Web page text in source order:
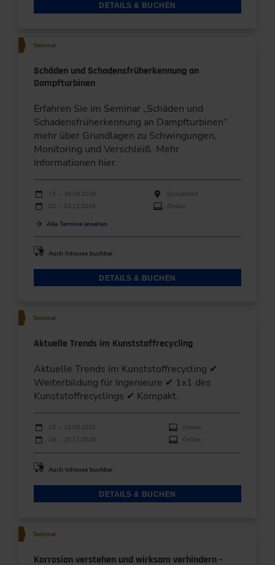
DETAILS & BUCHEN
Seminar
Schäden und Schadensfrüherkennung an
Dampfturbinen
Erfahren Sie im Seminar „Schäden und
Schadensfrüherkennung an Dampfturbinen“
mehr über Grundlagen zu Schwingungen,
Monitoring und Verschleiß. Mehr
Informationen hier.
Durchführungen
Veranstaltungsdatum
15. – 16.09.2026
Düsseldorf
02. – 03.12.2026
Online
Alle Termine ansehen
Auch Inhouse buchbar
DETAILS & BUCHEN
Seminar
Aktuelle Trends im Kunststoffrecycling
Aktuelle Trends im Kunststoffrecycling ✔
Weiterbildung für Ingenieure ✔ 1x1 des
Kunststoffrecyclings ✔ Kompakt.
Durchführungen
Veranstaltungsdatum
15. – 16.09.2026
Online
24. – 25.11.2026
Online
Auch Inhouse buchbar
DETAILS & BUCHEN
Seminar
Korrosion verstehen und wirksam verhindern -